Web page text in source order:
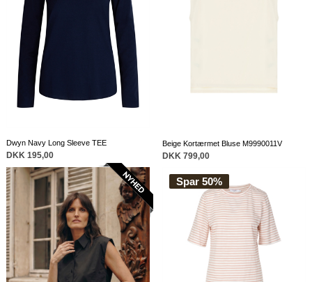
Dwyn Navy Long Sleeve TEE
DKK 195,00
Beige Kortærmet Bluse M9990011V
DKK 799,00
Spar 50%